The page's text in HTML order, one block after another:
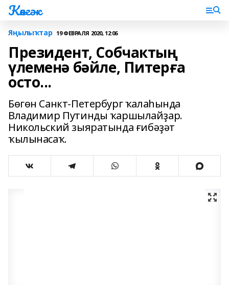
Көнгәк
Яңылыҡтар 19 ФЕВРАЛЯ 2020, 12:06
Президент, Собчактың
үлеменә бәйле, Питерға
осто...
Бөгөн Санкт-Петербург ҡалаһында
Владимир Путинды ҡаршылайҙар.
Никольский зыяратында ғибәҙәт
ҡылынасаҡ.